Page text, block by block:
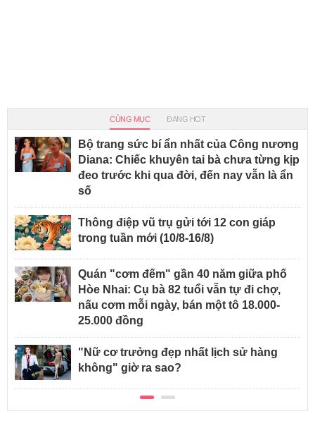
CÙNG MỤC ĐANG HOT
Bộ trang sức bí ẩn nhất của Công nương
Diana: Chiếc khuyên tai bà chưa từng kịp
đeo trước khi qua đời, đến nay vẫn là ẩn
số
Thông điệp vũ trụ gửi tới 12 con giáp
trong tuần mới (10/8-16/8)
Quán "cơm đếm" gần 40 năm giữa phố
Hòe Nhai: Cụ bà 82 tuổi vẫn tự đi chợ,
nấu cơm mỗi ngày, bán một tô 18.000-
25.000 đồng
"Nữ cơ trưởng đẹp nhất lịch sử hàng
không" giờ ra sao?